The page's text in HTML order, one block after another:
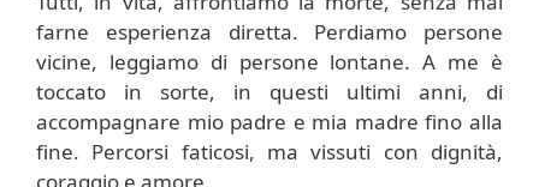
farne esperienza diretta. Perdiamo persone
vicine, leggiamo di persone lontane. A me è
toccato in sorte, in questi ultimi anni, di
accompagnare mio padre e mia madre fino alla
fine. Percorsi faticosi, ma vissuti con dignità,